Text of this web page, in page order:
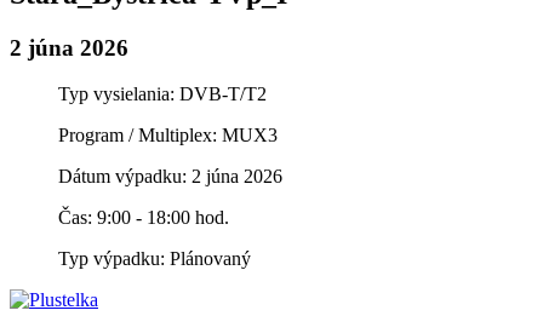
2 júna 2026
Typ vysielania: DVB-T/T2
Program / Multiplex: MUX3
Dátum výpadku: 2 júna 2026
Čas: 9:00 - 18:00 hod.
Typ výpadku: Plánovaný